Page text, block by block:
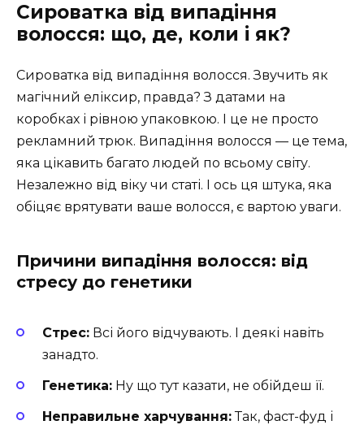
Сироватка від випадіння
волосся: що, де, коли і як?
Сироватка від випадіння волосся. Звучить як
магічний еліксир, правда? З датами на
коробках і рівною упаковкою. І це не просто
рекламний трюк. Випадіння волосся — це тема,
яка цікавить багато людей по всьому світу.
Незалежно від віку чи статі. І ось ця штука, яка
обіцяє врятувати ваше волосся, є вартою уваги.
Причини випадіння волосся: від
стресу до генетики
Стрес: Всі його відчувають. І деякі навіть
занадто.
Генетика: Ну що тут казати, не обійдеш її.
Неправильне харчування:Так, фаст-фуд і